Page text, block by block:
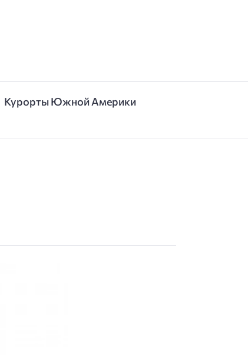
Курорты Южной Америки